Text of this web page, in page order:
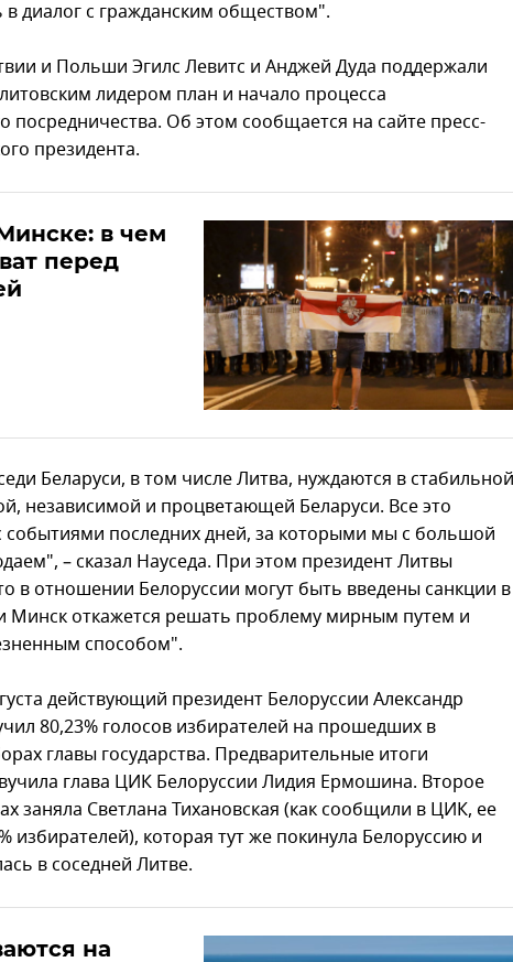
в диалог с гражданским обществом".
и Польши Эгилс Левитс и Анджей Дуда поддержали
лидером план и начало процесса
посредничества. Об этом сообщается на сайте пресс-
президента.
в чем
перед
Беларуси, в том числе Литва, нуждаются в
независимой и процветающей Беларуси. Все это
событиями последних дней, за которыми мы с большой
– сказал Науседа. При этом президент Литвы
в отношении Белоруссии могут быть введены санкции в
Минск откажется решать проблему мирным путем и
способом".
действующий президент Белоруссии Александр
80,23% голосов избирателей на прошедших в
главы государства. Предварительные итоги
глава ЦИК Белоруссии Лидия Ермошина. Второе
заняла Светлана Тихановская (как сообщили в ЦИК, ее
избирателей), которая тут же покинула Белоруссию и
в соседней Литве.
на